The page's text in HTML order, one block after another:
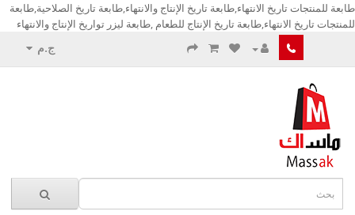
للمنتجات تاريخ الانتهاء,طابعة تاريخ الإنتاج والانتهاء,طابعة تاريخ الصلاحية,طابعة
تاريخ الانتهاء,طابعة تاريخ الإنتاج للطعام ,طابعة ليزر تواريخ الإنتاج والانتهاء
ج.م